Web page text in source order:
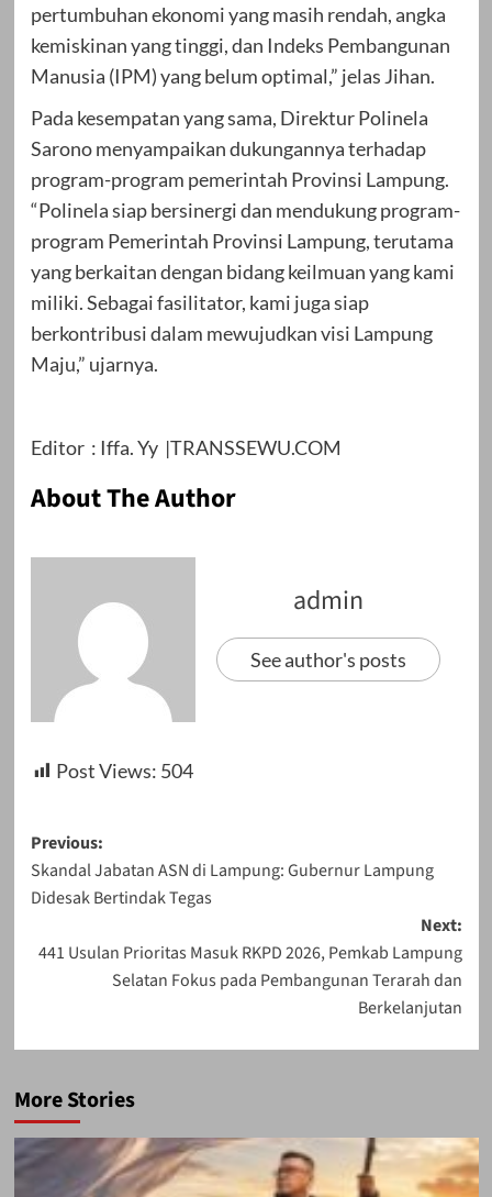
pertumbuhan ekonomi yang masih rendah, angka
kemiskinan yang tinggi, dan Indeks Pembangunan
Manusia (IPM) yang belum optimal,” jelas Jihan.
Pada kesempatan yang sama, Direktur Polinela
Sarono menyampaikan dukungannya terhadap
program-program pemerintah Provinsi Lampung.
“Polinela siap bersinergi dan mendukung program-
program Pemerintah Provinsi Lampung, terutama
yang berkaitan dengan bidang keilmuan yang kami
miliki. Sebagai fasilitator, kami juga siap
berkontribusi dalam mewujudkan visi Lampung
Maju,” ujarnya.
Editor : Iffa. Yy |TRANSSEWU.COM
About The Author
admin
See author's posts
Post Views: 504
Post
navigation
Previous:
Skandal Jabatan ASN di Lampung: Gubernur Lampung
Didesak Bertindak Tegas
Next:
441 Usulan Prioritas Masuk RKPD 2026, Pemkab Lampung
Selatan Fokus pada Pembangunan Terarah dan
Berkelanjutan
More Stories